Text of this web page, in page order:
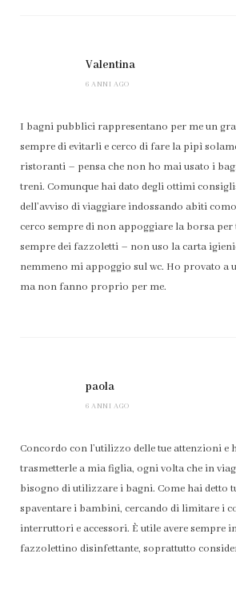
Valentina
6 ANNI AGO
I bagni pubblici rappresentano per me un
sempre di evitarli e cerco di fare la pipì
ristoranti – pensa che non ho mai usato i
treni. Comunque hai dato degli ottimi
dell’avviso di viaggiare indossando abiti
cerco sempre di non appoggiare la borsa
sempre dei fazzoletti – non uso la carta
nemmeno mi appoggio sul wc. Ho provato a
ma non fanno proprio per me.
paola
6 ANNI AGO
Concordo con l’utilizzo delle tue attenzioni e
trasmetterle a mia figlia, ogni volta che in
bisogno di utilizzare i bagni. Come hai detto
spaventare i bambini, cercando di limitare i
interruttori e accessori. È utile avere sempre
fazzolettino disinfettante, soprattutto